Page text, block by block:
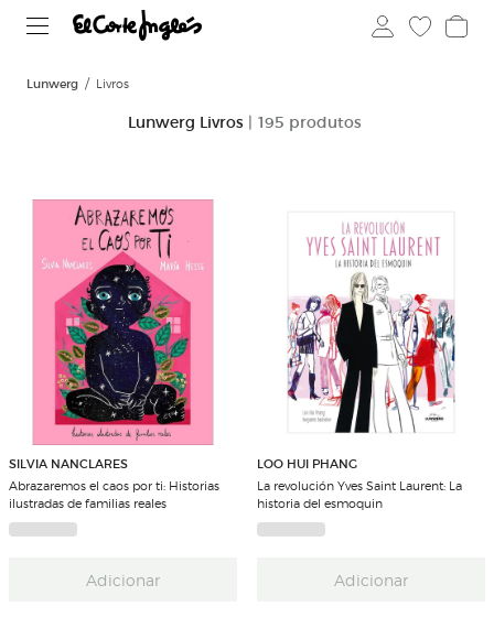
Lunwerg Livros
Lunwerg Livros | 195 produtos
SILVIA NANCLARES
Abrazaremos el caos por ti: Historias
ilustradas de familias reales
Adicionar
LOO HUI PHANG
La revolución Yves Saint Laurent: La
historia del esmoquin
Adicionar